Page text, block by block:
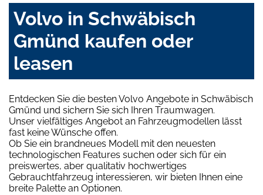
Volvo in Schwäbisch
Gmünd kaufen oder
leasen
Entdecken Sie die besten Volvo Angebote in Schwäbisch
Gmünd und sichern Sie sich Ihren Traumwagen.
Unser vielfältiges Angebot an Fahrzeugmodellen lässt
fast keine Wünsche offen.
Ob Sie ein brandneues Modell mit den neuesten
technologischen Features suchen oder sich für ein
preiswertes, aber qualitativ hochwertiges
Gebrauchtfahrzeug interessieren, wir bieten Ihnen eine
breite Palette an Optionen.